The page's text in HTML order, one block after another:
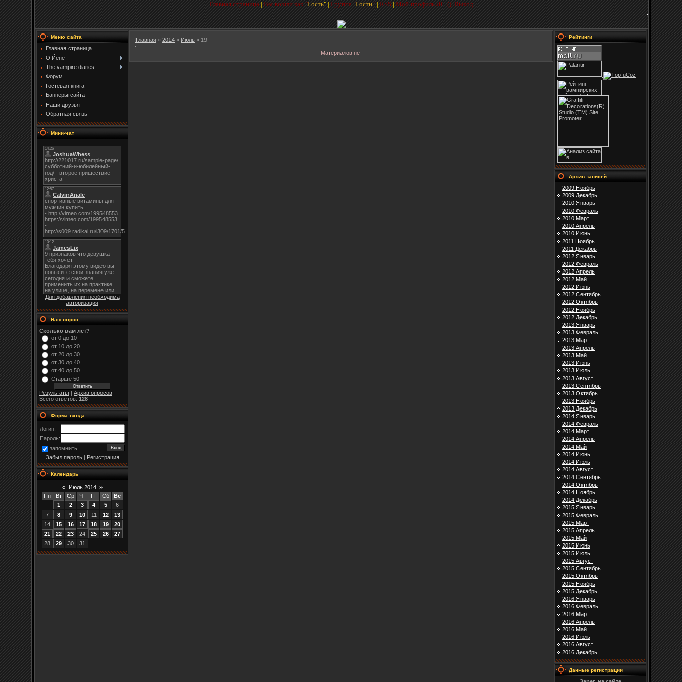
Главная страница | Вы вошли как "Гость"| Группа"Гости" | RSS | Мой профиль ЛC()| Выход
Меню сайта
Главная страница
О Йене
The vampire diaries
Форум
Гостевая книга
Баннеры сайта
Наши друзья
Обратная связь
Мини-чат
Для добавления необходима
авторизация
Наш опрос
Сколько вам лет?
от 0 до 10
от 10 до 20
от 20 до 30
от 30 до 40
от 40 до 50
Старше 50
Результаты
Архив опросов
Всего ответов: 128
Форма входа
Логин:
Пароль:
запомнить
Забыл пароль| Регистрация
Календарь
« Июль 2014 »
Пн
Вт Ср Чт Пт Сб
Вс
1
2 3 4 5
6
7
8 9 10 11 12
13
14
15 16 17 18 19
20
21
22 23 24 25 26
27
28
29 30 31
Главная » 2014 » Июль » 19
Материалов нет
Рейтинги
Архив записей
2009 Ноябрь
2009 Декабрь
2010 Январь
2010 Февраль
2010 Март
2010 Апрель
2010 Июнь
2011 Ноябрь
2011 Декабрь
2012 Январь
2012 Февраль
2012 Апрель
2012 Май
2012 Июнь
2012 Сентябрь
2012 Октябрь
2012 Ноябрь
2012 Декабрь
2013 Январь
2013 Февраль
2013 Март
2013 Апрель
2013 Май
2013 Июнь
2013 Июль
2013 Август
2013 Сентябрь
2013 Октябрь
2013 Ноябрь
2013 Декабрь
2014 Январь
2014 Февраль
2014 Март
2014 Апрель
2014 Май
2014 Июнь
2014 Июль
2014 Август
2014 Сентябрь
2014 Октябрь
2014 Ноябрь
2014 Декабрь
2015 Январь
2015 Февраль
2015 Март
2015 Апрель
2015 Май
2015 Июнь
2015 Июль
2015 Август
2015 Сентябрь
2015 Октябрь
2015 Ноябрь
2015 Декабрь
2016 Январь
2016 Февраль
2016 Март
2016 Апрель
2016 Май
2016 Июль
2016 Август
2016 Декабрь
Данные регистрации